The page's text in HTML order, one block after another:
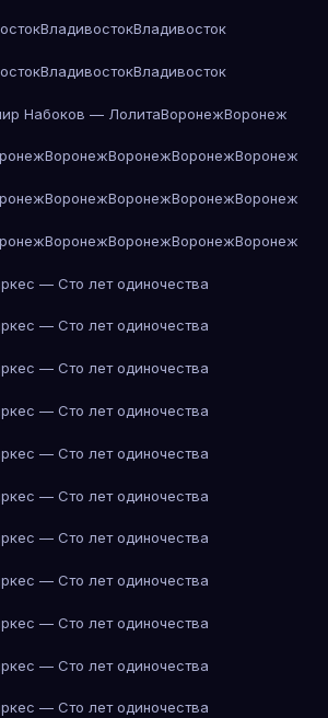
ВладивостокВладивосток
ВладивостокВладивосток
Набоков — ЛолитаВоронежВоронеж
ВоронежВоронежВоронежВоронеж
ВоронежВоронежВоронежВоронеж
ВоронежВоронежВоронежВоронеж
— Сто лет одиночества
— Сто лет одиночества
— Сто лет одиночества
— Сто лет одиночества
— Сто лет одиночества
— Сто лет одиночества
— Сто лет одиночества
— Сто лет одиночества
— Сто лет одиночества
— Сто лет одиночества
— Сто лет одиночества